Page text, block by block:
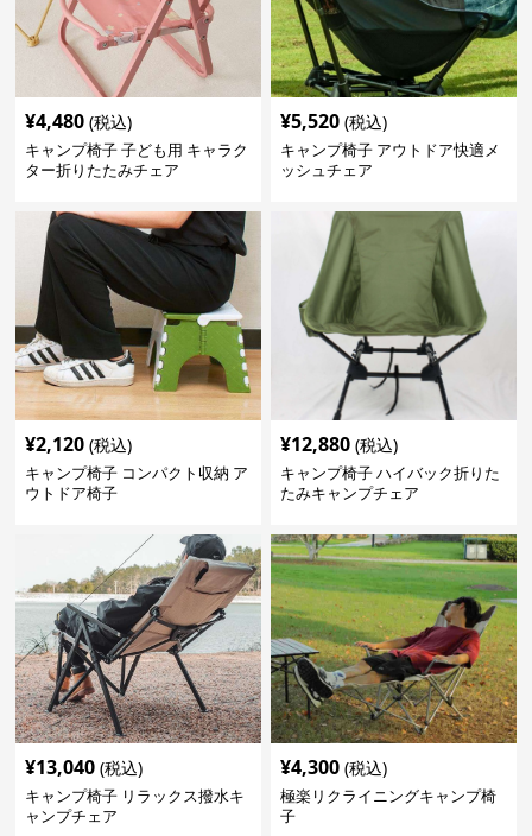
¥4,480 (税込)
キャンプ椅子 子ども用 キャラク
ター折りたたみチェア
¥5,520 (税込)
キャンプ椅子 アウトドア快適メ
ッシュチェア
¥2,120 (税込)
キャンプ椅子 コンパクト収納 ア
ウトドア椅子
¥12,880 (税込)
キャンプ椅子 ハイバック折りた
たみキャンプチェア
¥13,040 (税込)
キャンプ椅子 リラックス撥水キ
ャンプチェア
¥4,300 (税込)
極楽リクライニングキャンプ椅
子